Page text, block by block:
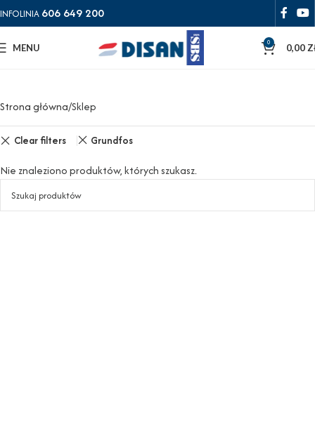
INFOLINIA 606 649 200
MENU 0 0,00
Strona główna Sklep
Clear filters Grundfos
Nie znaleziono produktów, których szukasz.